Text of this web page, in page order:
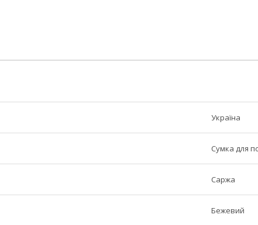
Україна
Сумка для
Саржа
Бежевий